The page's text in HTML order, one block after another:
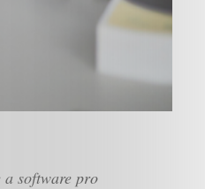
software pro